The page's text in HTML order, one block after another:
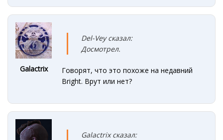
Galactrix
Del-Vey сказал:
Досмотрел.
Говорят, что это похоже на недавний
Bright. Врут или нет?
Galactrix сказал: